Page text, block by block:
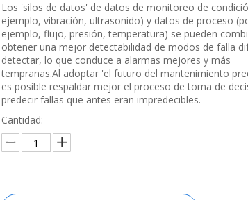
Los 'silos de datos' de datos de monitoreo de
ejemplo, vibración, ultrasonido) y datos de proceso
ejemplo, flujo, presión, temperatura) se pueden
obtener una mejor detectabilidad de modos de falla
detectar, lo que conduce a alarmas mejores y más
tempranas.Al adoptar 'el futuro del mantenimiento
es posible respaldar mejor el proceso de toma de
predecir fallas que antes eran impredecibles.
Cantidad: